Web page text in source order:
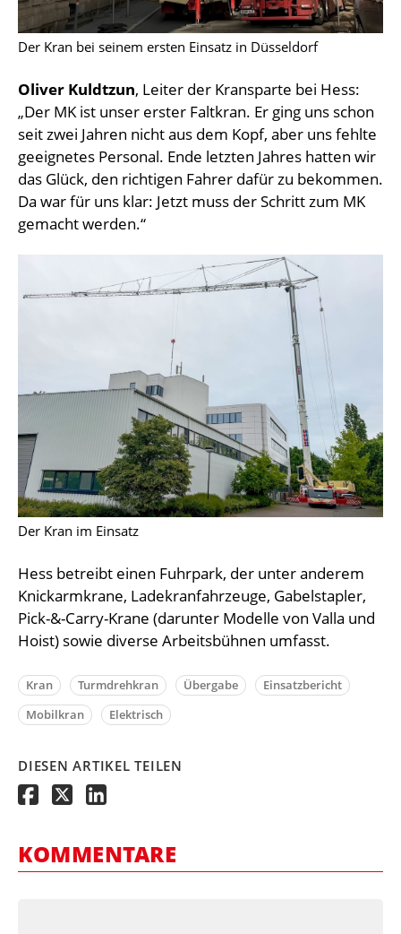
Der Kran bei seinem ersten Einsatz in Düsseldorf
Oliver Kuldtzun, Leiter der Kransparte bei Hess:
„Der MK ist unser erster Faltkran. Er ging uns schon
seit zwei Jahren nicht aus dem Kopf, aber uns fehlte
geeignetes Personal. Ende letzten Jahres hatten wir
das Glück, den richtigen Fahrer dafür zu bekommen.
Da war für uns klar: Jetzt muss der Schritt zum MK
gemacht werden.“
Der Kran im Einsatz
Hess betreibt einen Fuhrpark, der unter anderem
Knickarmkrane, Ladekranfahrzeuge, Gabelstapler,
Pick-&-Carry-Krane (darunter Modelle von Valla und
Hoist) sowie diverse Arbeitsbühnen umfasst.
Kran Turmdrehkran Übergabe
Einsatzbericht
Mobilkran
Elektrisch
DIESEN ARTIKEL TEILEN
KOMMENTARE